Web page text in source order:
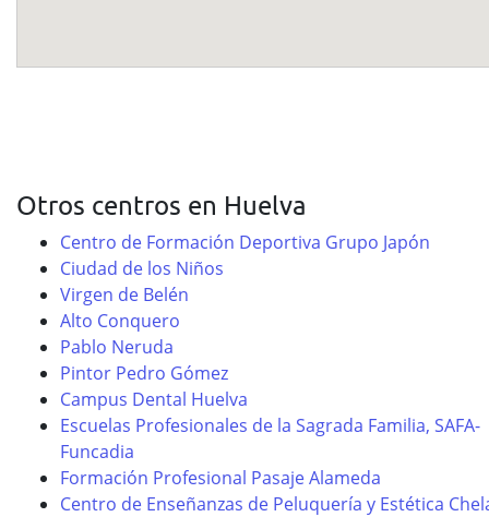
Otros centros en Huelva
Centro de Formación Deportiva Grupo Japón
Ciudad de los Niños
Virgen de Belén
Alto Conquero
Pablo Neruda
Pintor Pedro Gómez
Campus Dental Huelva
Escuelas Profesionales de la Sagrada Familia, SAFA-
Funcadia
Formación Profesional Pasaje Alameda
Centro de Enseñanzas de Peluquería y Estética